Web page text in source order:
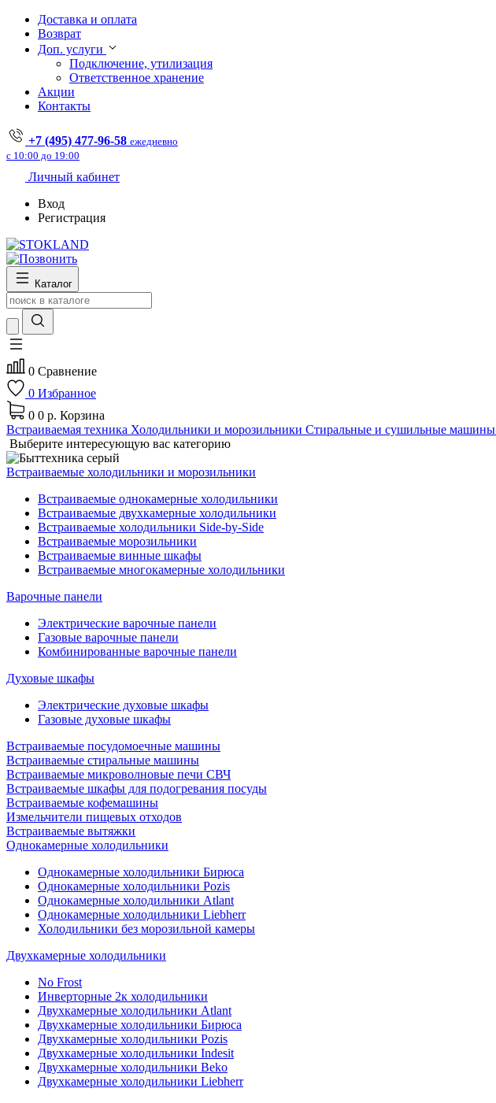
Доставка и оплата
Возврат
Доп. услуги
Подключение, утилизация
Ответственное хранение
Акции
Контакты
+7 (495) 477-96-58 ежедневно
с 10:00 до 19:00
Личный кабинет
Вход
Регистрация
Каталог
0 Сравнение
0 Избранное
0 0 р. Корзина
Встраиваемая техника Холодильники и морозильники Стиральные и сушильные машины
Выберите интересующую вас категорию
Встраиваемые холодильники и морозильники
Встраиваемые однокамерные холодильники
Встраиваемые двухкамерные холодильники
Встраиваемые холодильники Side-by-Side
Встраиваемые морозильники
Встраиваемые винные шкафы
Встраиваемые многокамерные холодильники
Варочные панели
Электрические варочные панели
Газовые варочные панели
Комбинированные варочные панели
Духовые шкафы
Электрические духовые шкафы
Газовые духовые шкафы
Встраиваемые посудомоечные машины
Встраиваемые стиральные машины
Встраиваемые микроволновые печи СВЧ
Встраиваемые шкафы для подогревания посуды
Встраиваемые кофемашины
Измельчители пищевых отходов
Встраиваемые вытяжки
Однокамерные холодильники
Однокамерные холодильники Бирюса
Однокамерные холодильники Pozis
Однокамерные холодильники Atlant
Однокамерные холодильники Liebherr
Холодильники без морозильной камеры
Двухкамерные холодильники
No Frost
Инверторные 2к холодильники
Двухкамерные холодильники Atlant
Двухкамерные холодильники Бирюса
Двухкамерные холодильники Pozis
Двухкамерные холодильники Indesit
Двухкамерные холодильники Beko
Двухкамерные холодильники Liebherr